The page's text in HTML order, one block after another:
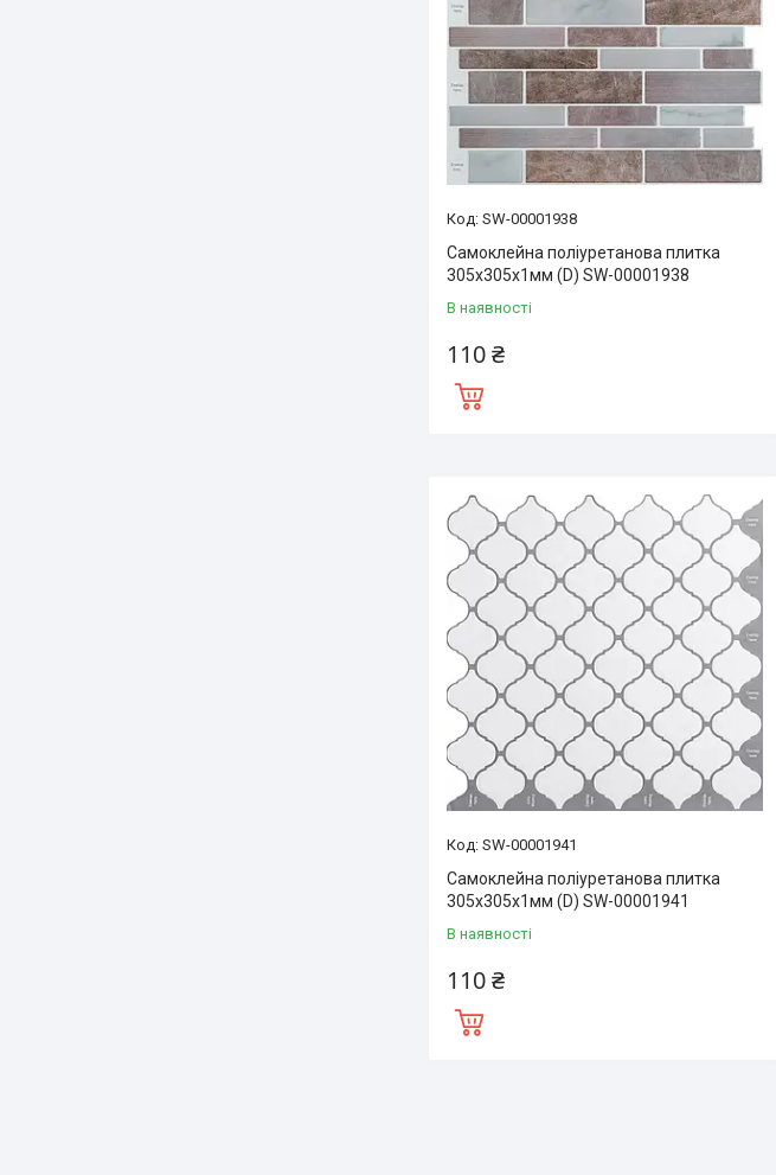
SW-00001938
Самоклейна поліуретанова плитка
305х305х1мм (D) SW-00001938
В наявності
110 ₴
SW-00001941
Самоклейна поліуретанова плитка
305х305х1мм (D) SW-00001941
В наявності
110 ₴